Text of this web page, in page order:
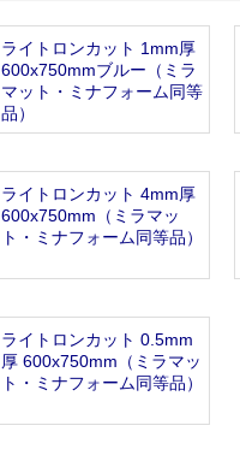
ライトロンカット 1mm厚
600x750mmブルー（ミラ
マット・ミナフォーム同等
品）
ライトロンカット 4mm厚
600x750mm（ミラマッ
ト・ミナフォーム同等品）
ライトロンカット 0.5mm
厚 600x750mm（ミラマッ
ト・ミナフォーム同等品）